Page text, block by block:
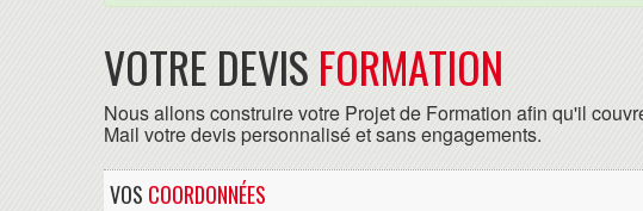
VOTRE DEVIS FORMATION
Nous allons construire votre Projet de Formation afin qu'il
Mail votre devis personnalisé et sans engagements.
VOS COORDONNÉES